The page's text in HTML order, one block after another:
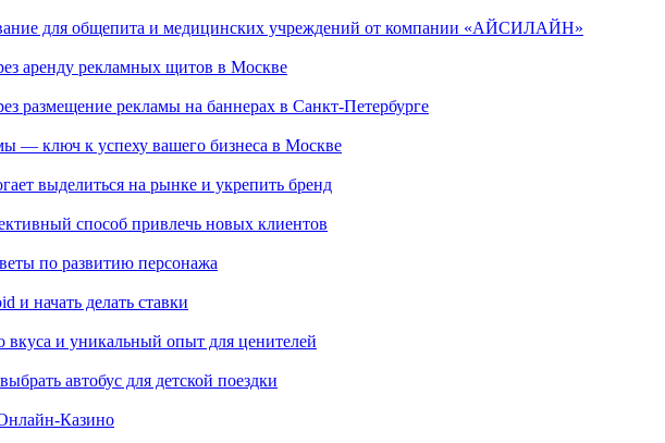
для общепита и медицинских учреждений от компании «АЙСИЛАЙН»
аренду рекламных щитов в Москве
размещение рекламы на баннерах в Санкт-Петербурге
— ключ к успеху вашего бизнеса в Москве
выделиться на рынке и укрепить бренд
способ привлечь новых клиентов
по развитию персонажа
и начать делать ставки
вкуса и уникальный опыт для ценителей
автобус для детской поездки
Казино